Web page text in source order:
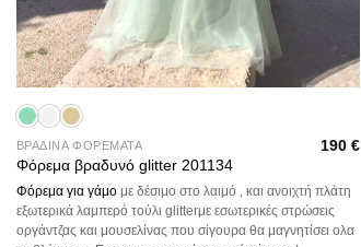
+
ΒΡΑΔΙΝΑ ΦΟΡΕΜΑΤΑ
Φόρεμα βραδυνό glitter 201134
190 €
Φόρεμα για γάμομε δέσιμο στο λαιμό , και ανοιχτή πλάτη
εξωτερικά λαμπερό τούλι glitterμε εσωτερικές στρώσεις
οργάντζας και μουσελίνας που σίγουρα θα μαγνητίσει ολα